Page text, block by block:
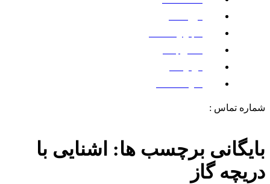
شماره تماس :
بایگانی برچسب ها: اشنایی با
دریچه گاز